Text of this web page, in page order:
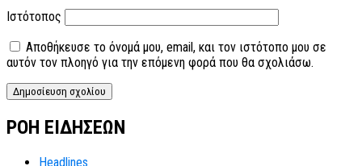
Ιστότοπος
Αποθήκευσε το όνομά μου, email, και τον ιστότοπο μου σε
αυτόν τον πλοηγό για την επόμενη φορά που θα σχολιάσω.
ΡΟΗ ΕΙΔΗΣΕΩΝ
Headlines